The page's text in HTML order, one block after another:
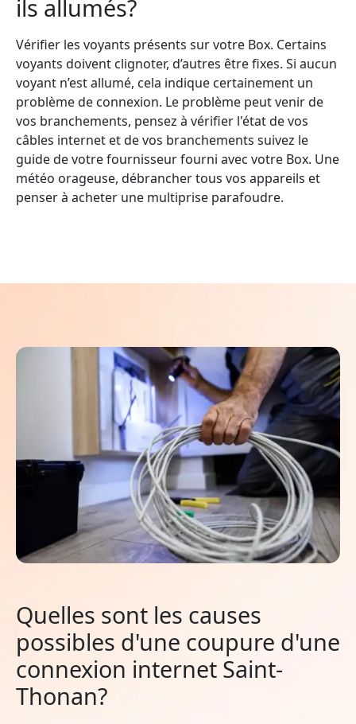
ils allumés?
Vérifier les voyants présents sur votre Box. Certains
voyants doivent clignoter, d’autres être fixes. Si aucun
voyant n’est allumé, cela indique certainement un
problème de connexion. Le problème peut venir de
vos branchements, pensez à vérifier l'état de vos
câbles internet et de vos branchements suivez le
guide de votre fournisseur fourni avec votre Box. Une
météo orageuse, débrancher tous vos appareils et
penser à acheter une multiprise parafoudre.
Quelles sont les causes
possibles d'une coupure d'une
connexion internet Saint-
Thonan?